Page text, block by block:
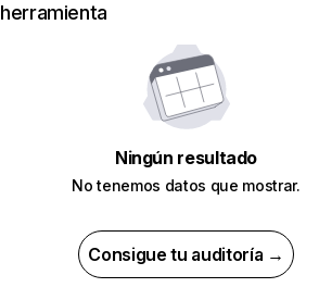
herramienta
Ningún resultado
No tenemos datos que mostrar.
Consigue tu auditoría →